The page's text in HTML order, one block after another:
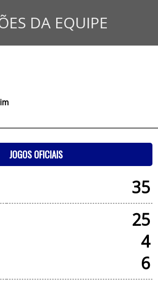
DA EQUIPE
JOGOS OFICIAIS
35
25
4
6